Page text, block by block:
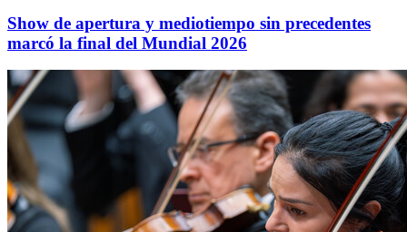
Show de apertura y mediotiempo sin precedentes
marcó la final del Mundial 2026